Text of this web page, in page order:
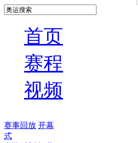
首页
赛程
视频
赛事回放 开幕
式